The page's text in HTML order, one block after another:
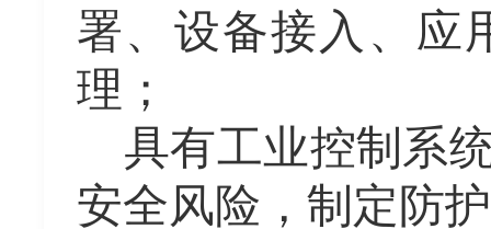
署、设备接入、应
理；
具有工业控制系
安全风险，制定防